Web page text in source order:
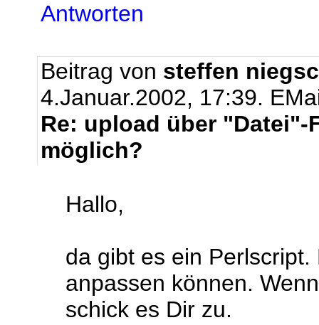
Antworten
Beitrag von steffen
4.Januar.2002, 17:39.
Re: upload über
möglich?
Hallo,
da gibt es ein
anpassen können.
schick es Dir zu.